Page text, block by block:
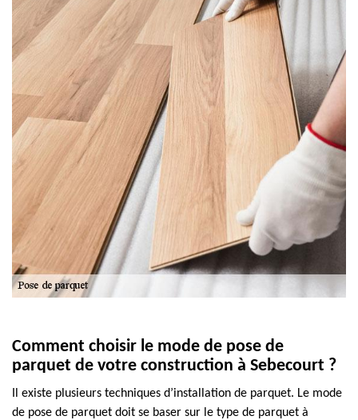
Comment choisir le mode de pose de
parquet de votre construction à Sebecourt ?
Il existe plusieurs techniques d’installation de parquet. Le mode
de pose de parquet doit se baser sur le type de parquet à